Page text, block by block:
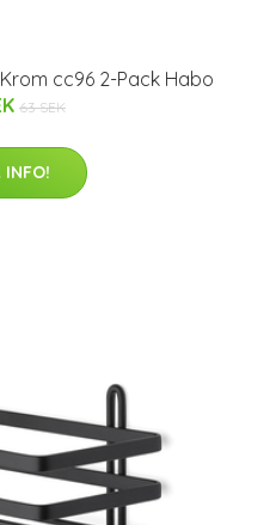
cc96 2-Pack Habo
63 SEK
INFO!